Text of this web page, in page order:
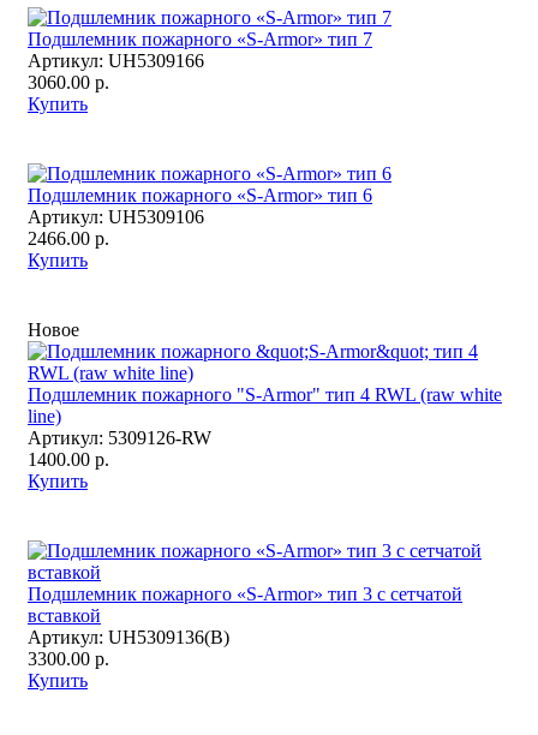
Подшлемник пожарного «S-Armor» тип 7
Артикул: UH5309166
3060.00 р.
Купить
Подшлемник пожарного «S-Armor» тип 6
Артикул: UH5309106
2466.00 р.
Купить
Новое
Подшлемник пожарного "S-Armor" тип 4 RWL (raw white
line)
Артикул: 5309126-RW
1400.00 р.
Купить
Подшлемник пожарного «S-Armor» тип 3 с сетчатой
вставкой
Артикул: UH5309136(В)
3300.00 р.
Купить